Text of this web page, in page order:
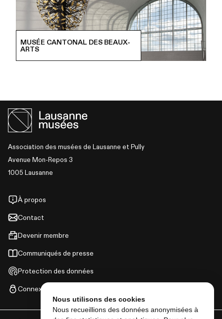
MUSÉE CANTONAL DES BEAUX-
ARTS
Association des musées de Lausanne et Pully
Avenue Mon-Repos 3
1005 Lausanne
À propos
Contact
Devenir membre
Communiqués de presse
Protection des données
Connexion
Nous utilisons des cookies
Nous recueillions des données anonymisées à